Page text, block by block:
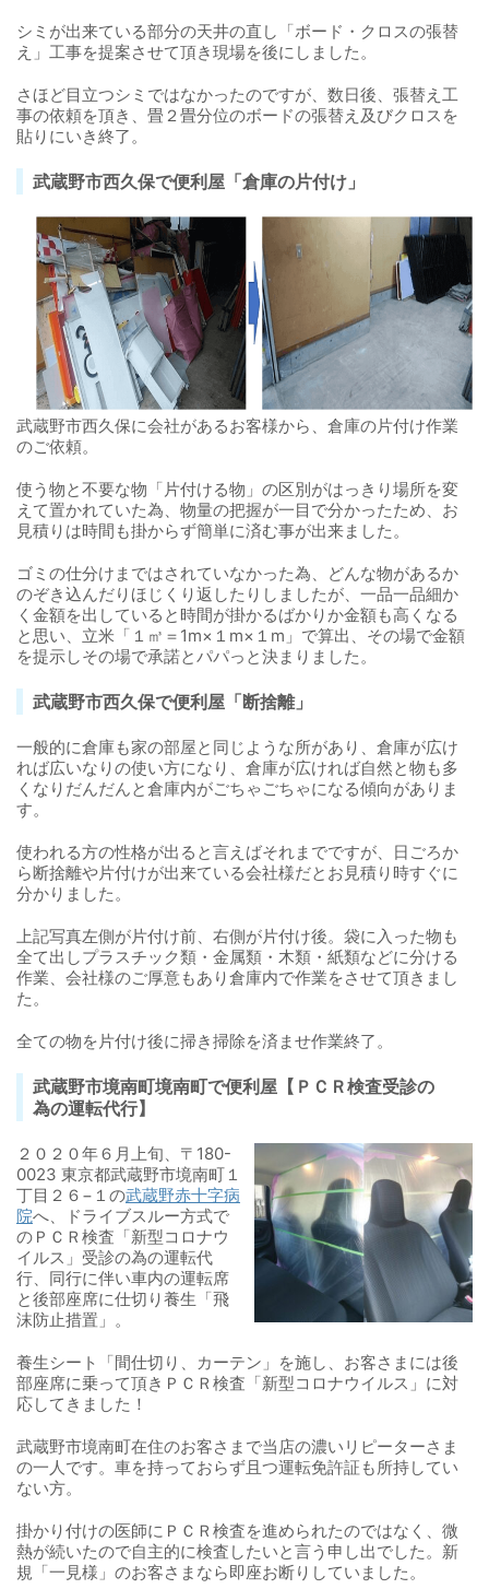
シミが出来ている部分の天井の直し「ボード・クロスの張替
え」工事を提案させて頂き現場を後にしました。
さほど目立つシミではなかったのですが、数日後、張替え工
事の依頼を頂き、畳２畳分位のボードの張替え及びクロスを
貼りにいき終了。
武蔵野市西久保で便利屋「倉庫の片付け」
武蔵野市西久保に会社があるお客様から、倉庫の片付け作業
のご依頼。
使う物と不要な物「片付ける物」の区別がはっきり場所を変
えて置かれていた為、物量の把握が一目で分かったため、お
見積りは時間も掛からず簡単に済む事が出来ました。
ゴミの仕分けまではされていなかった為、どんな物があるか
のぞき込んだりほじくり返したりしましたが、一品一品細か
く金額を出していると時間が掛かるばかりか金額も高くなる
と思い、立米「１㎥＝1m×１m×１m」で算出、その場で金額
を提示しその場で承諾とパパっと決まりました。
武蔵野市西久保で便利屋「断捨離」
一般的に倉庫も家の部屋と同じような所があり、倉庫が広け
れば広いなりの使い方になり、倉庫が広ければ自然と物も多
くなりだんだんと倉庫内がごちゃごちゃになる傾向がありま
す。
使われる方の性格が出ると言えばそれまでですが、日ごろか
ら断捨離や片付けが出来ている会社様だとお見積り時すぐに
分かりました。
上記写真左側が片付け前、右側が片付け後。袋に入った物も
全て出しプラスチック類・金属類・木類・紙類などに分ける
作業、会社様のご厚意もあり倉庫内で作業をさせて頂きまし
た。
全ての物を片付け後に掃き掃除を済ませ作業終了。
武蔵野市境南町境南町で便利屋【ＰＣＲ検査受診の
為の運転代行】
２０２０年６月上旬、〒180-
0023 東京都武蔵野市境南町１
丁目２６−１の武蔵野赤十字病
院へ、ドライブスルー方式で
のＰＣＲ検査「新型コロナウ
イルス」受診の為の運転代
行、同行に伴い車内の運転席
と後部座席に仕切り養生「飛
沫防止措置」。
養生シート「間仕切り、カーテン」を施し、お客さまには後
部座席に乗って頂きＰＣＲ検査「新型コロナウイルス」に対
応してきました！
武蔵野市境南町在住のお客さまで当店の濃いリピーターさま
の一人です。車を持っておらず且つ運転免許証も所持してい
ない方。
掛かり付けの医師にＰＣＲ検査を進められたのではなく、微
熱が続いたので自主的に検査したいと言う申し出でした。新
規「一見様」のお客さまなら即座お断りしていました。